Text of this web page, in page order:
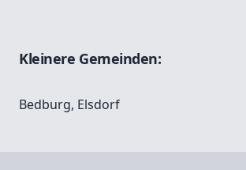
Kleinere Gemeinden:
Bedburg, Elsdorf